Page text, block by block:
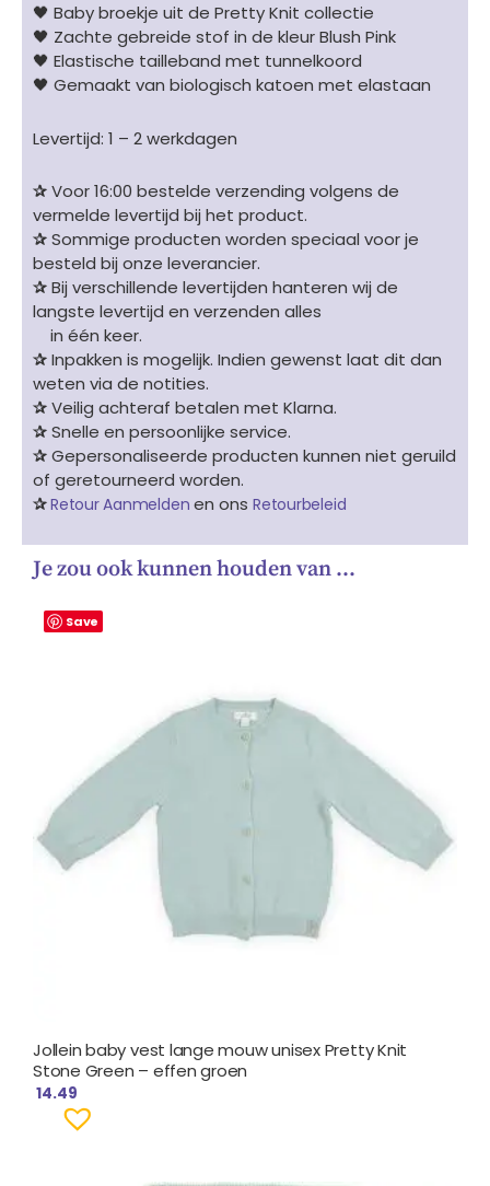
🖤 Baby broekje uit de Pretty Knit collectie
🖤 Zachte gebreide stof in de kleur Blush Pink
🖤 Elastische tailleband met tunnelkoord
🖤 Gemaakt van biologisch katoen met elastaan
Levertijd: 1 – 2 werkdagen
✰Voor 16:00 bestelde verzending volgens de
vermelde levertijd bij het product.
✰Sommige producten worden speciaal voor je
besteld bij onze leverancier.
✰Bij verschillende levertijden hanteren wij de
langste levertijd en verzenden alles
in één keer.
✰Inpakken is mogelijk. Indien gewenst laat dit dan
weten via de notities.
✰Veilig achteraf betalen met Klarna.
✰Snelle en persoonlijke service.
✰Gepersonaliseerde producten kunnen niet geruild
of geretourneerd worden.
✰Retour Aanmelden en ons Retourbeleid
Je zou ook kunnen houden van …
Save
Jollein baby vest lange mouw unisex Pretty Knit
Stone Green – effen groen
14.49